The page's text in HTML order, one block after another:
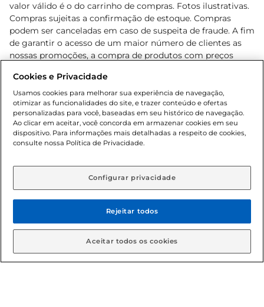
valor válido é o do carrinho de compras. Fotos ilustrativas.
Compras sujeitas a confirmação de estoque. Compras
podem ser canceladas em caso de suspeita de fraude. A fim
de garantir o acesso de um maior número de clientes as
nossas promoções, a compra de produtos com preços
cliente. Os preços, ofertas e condições são exclusivos para
o e-commerce e válidos durante o dia de hoje, podendo
sofrer alterações sem prévia notificação. Proibida a venda
de bebidas alcoólicas para menores de 18 anos, conforme
Lei n.º 8069/90, art. 81, inciso II (Estatuto da Criança e do
Adolescente). Preços e condições exclusivos para o
aviso prévio. O valor mínimo para as compras on-line é de
© 2026 Copyright. Todos os direitos
reservados Gbarbosa.
Cookies e Privacidade
Usamos cookies para melhorar sua experiência de navegação,
otimizar as funcionalidades do site, e trazer conteúdo e ofertas
personalizadas para você, baseadas em seu histórico de navegação.
Ao clicar em aceitar, você concorda em armazenar cookies em seu
dispositivo. Para informações mais detalhadas a respeito de cookies,
consulte nossa Política de Privacidade.
Configurar privacidade
Rejeitar todos
Aceitar todos os cookies